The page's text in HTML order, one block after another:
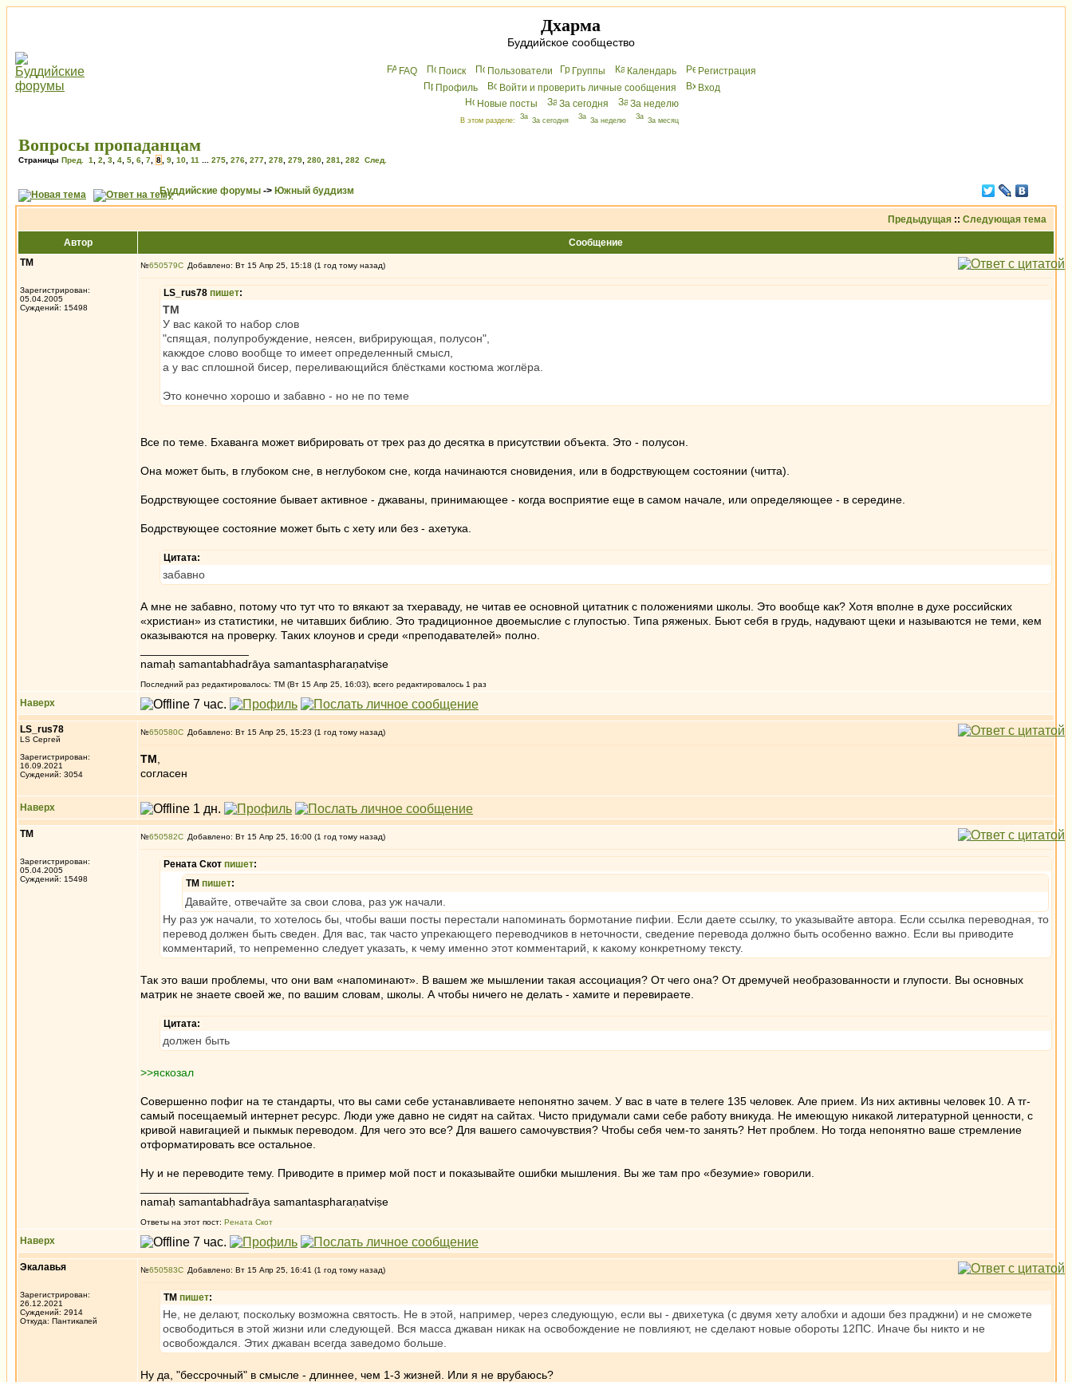
Дхарма
Буддийское сообщество
FAQ Поиск Пользователи Группы Календарь
Peгиcтрaция
Профиль
Войти и проверить личные сообщения
Вхoд
Новые посты
За сегодня За неделю
В этом разделе: За сегодня За неделю За месяц
Вопросы пропаданцам
Страницы Пред. 1 2 3 4 5 6 7 8 9 10 11 275 276 277 278 279 280 281 282 След.
Буддийские форумы -> Южный буддизм
Предыдущая :: Следующая тема
Автор
Сообщение
ТМ
Зарегистрирован:
05.04.2005
Суждений: 15498
№650579 Добавлено: Вт 15 Апр 25, 15:18 (1 год тому назад)
LS_rus78 пишет:
ТМ
У вас какой то набор слов
"спящая, полупробуждение, неясен, вибрирующая, полусон",
какждое слово вообще то имеет определенный смысл,
а у вас сплошной бисер, переливающийся блёстками костюма жоглёра.
Это конечно хорошо и забавно - но не по теме
Все по теме. Бхаванга может вибрировать от трех раз до десятка в присутствии объекта. Это - полусон.
Она может быть, в глубоком сне, в неглубоком сне, когда начинаются сновидения, или в бодрствующем состоянии (читта).
Бодрствующее состояние бывает активное - джаваны, принимающее - когда восприятие еще в самом начале, или определяющее - в середине.
Бодрствующее состояние может быть с хету или без - ахетука.
Цитата:
забавно
А мне не забавно, потому что тут что то вякают за тхераваду, не читав ее основной цитатник с положениями школы. Это вообще как? Хотя вполне в духе российских
«христиан» из статистики, не читавших библию. Это традиционное двоемыслие с глупостью. Типа ряженых. Бьют себя в грудь, надувают щеки и называются не теми, кем
оказываются на проверку. Таких клоунов и среди «преподавателей» полно.
namaḥ samantabhadrāya samantaspharaṇatviṣe
Последний раз редактировалось: ТМ (Вт 15 Апр 25, 16:03), всего редактировалось 1 раз
Наверх
LS_rus78
LS Сергей
Зарегистрирован:
16.09.2021
Суждений: 3054
№650580 Добавлено: Вт 15 Апр 25, 15:23 (1 год тому назад)
ТМ
согласен
Наверх
ТМ
Зарегистрирован:
05.04.2005
Суждений: 15498
№650582 Добавлено: Вт 15 Апр 25, 16:00 (1 год тому назад)
Рената Скот пишет:
ТМ пишет:
Давайте, отвечайте за свои слова, раз уж начали.
Ну раз уж начали, то хотелось бы, чтобы ваши посты перестали напоминать бормотание пифии. Если даете ссылку, то указывайте автора. Если ссылка переводная, то
перевод должен быть сведен. Для вас, так часто упрекающего переводчиков в неточности, сведение перевода должно быть особенно важно. Если вы приводите
комментарий, то непременно следует указать, к чему именно этот комментарий, к какому конкретному тексту.
Так это ваши проблемы, что они вам «напоминают». В вашем же мышлении такая ассоциация? От чего она? От дремучей необразованности и глупости. Вы основных
матрик не знаете своей же, по вашим словам, школы. А чтобы ничего не делать - хамите и перевираете.
Цитата:
должен быть
>>яскозал
Совершенно пофиг на те стандарты, что вы сами себе устанавливаете непонятно зачем. У вас в чате в телеге 135 человек. Але прием. Из них активны человек 10. А тг-
самый посещаемый интернет ресурс. Люди уже давно не сидят на сайтах. Чисто придумали сами себе работу вникуда. Не имеющую никакой литературной ценности, с
кривой навигацией и пыкмык переводом. Для чего это все? Для вашего самочувствия? Чтобы себя чем-то занять? Нет проблем. Но тогда непонятно ваше стремление
отформатировать все остальное.
Ну и не переводите тему. Приводите в пример мой пост и показывайте ошибки мышления. Вы же там про «безумие» говорили.
namaḥ samantabhadrāya samantaspharaṇatviṣe
Ответы на этот пост: Рената Скот
Наверх
Экалавья
Зарегистрирован:
26.12.2021
Суждений: 2914
Откуда: Пантикапей
№650583 Добавлено: Вт 15 Апр 25, 16:41 (1 год тому назад)
ТМ пишет:
Не, не делают, поскольку возможна святость. Не в этой, например, через следующую, если вы - двихетука (с двумя хету алобхи и адоши без праджни) и не сможете
освободиться в этой жизни или следующей. Вся масса джаван никак на освобождение не повлияют, не сделают новые обороты 12ПС. Иначе бы никто и не
освобождался. Этих джаван всегда заведомо больше.
Ну да, "бессрочный" в смысле - длиннее, чем 1-3 жизней. Или я не врубаюсь?